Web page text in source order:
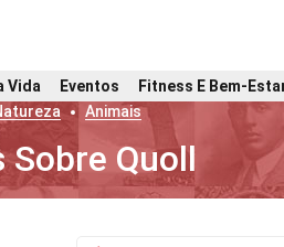
Vida Eventos
Fitness E Bem-
Animais
Sobre Quoll